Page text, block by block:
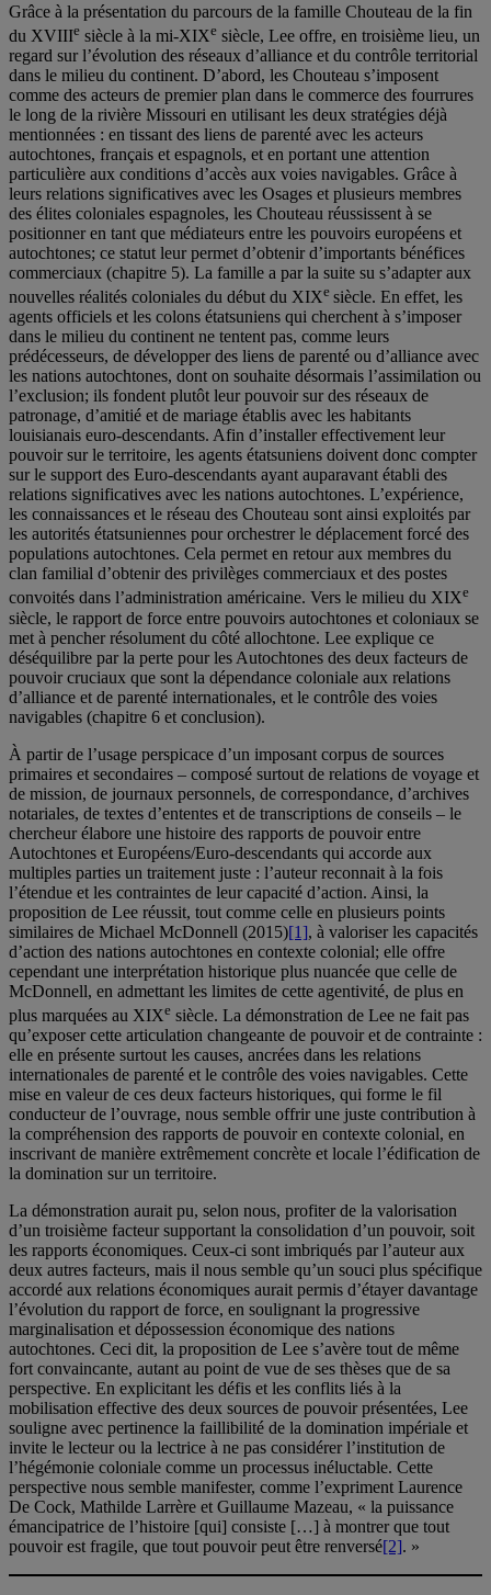
Grâce à la présentation du parcours de la famille Chouteau de la fin
du XVIIIe siècle à la mi-XIXe siècle, Lee offre, en troisième lieu, un
regard sur l’évolution des réseaux d’alliance et du contrôle territorial
dans le milieu du continent. D’abord, les Chouteau s’imposent
comme des acteurs de premier plan dans le commerce des fourrures
le long de la rivière Missouri en utilisant les deux stratégies déjà
mentionnées : en tissant des liens de parenté avec les acteurs
autochtones, français et espagnols, et en portant une attention
particulière aux conditions d’accès aux voies navigables. Grâce à
leurs relations significatives avec les Osages et plusieurs membres
des élites coloniales espagnoles, les Chouteau réussissent à se
positionner en tant que médiateurs entre les pouvoirs européens et
autochtones; ce statut leur permet d’obtenir d’importants bénéfices
commerciaux (chapitre 5). La famille a par la suite su s’adapter aux
nouvelles réalités coloniales du début du XIXe siècle. En effet, les
agents officiels et les colons étatsuniens qui cherchent à s’imposer
dans le milieu du continent ne tentent pas, comme leurs
prédécesseurs, de développer des liens de parenté ou d’alliance avec
les nations autochtones, dont on souhaite désormais l’assimilation ou
l’exclusion; ils fondent plutôt leur pouvoir sur des réseaux de
patronage, d’amitié et de mariage établis avec les habitants
louisianais euro-descendants. Afin d’installer effectivement leur
pouvoir sur le territoire, les agents étatsuniens doivent donc compter
sur le support des Euro-descendants ayant auparavant établi des
relations significatives avec les nations autochtones. L’expérience,
les connaissances et le réseau des Chouteau sont ainsi exploités par
les autorités étatsuniennes pour orchestrer le déplacement forcé des
populations autochtones. Cela permet en retour aux membres du
clan familial d’obtenir des privilèges commerciaux et des postes
convoités dans l’administration américaine. Vers le milieu du XIXe
siècle, le rapport de force entre pouvoirs autochtones et coloniaux se
met à pencher résolument du côté allochtone. Lee explique ce
déséquilibre par la perte pour les Autochtones des deux facteurs de
pouvoir cruciaux que sont la dépendance coloniale aux relations
d’alliance et de parenté internationales, et le contrôle des voies
navigables (chapitre 6 et conclusion).
À partir de l’usage perspicace d’un imposant corpus de sources
primaires et secondaires – composé surtout de relations de voyage et
de mission, de journaux personnels, de correspondance, d’archives
notariales, de textes d’ententes et de transcriptions de conseils – le
chercheur élabore une histoire des rapports de pouvoir entre
Autochtones et Européens/Euro-descendants qui accorde aux
multiples parties un traitement juste : l’auteur reconnait à la fois
l’étendue et les contraintes de leur capacité d’action. Ainsi, la
proposition de Lee réussit, tout comme celle en plusieurs points
similaires de Michael McDonnell (2015)[1], à valoriser les capacités
d’action des nations autochtones en contexte colonial; elle offre
cependant une interprétation historique plus nuancée que celle de
McDonnell, en admettant les limites de cette agentivité, de plus en
plus marquées au XIXe siècle. La démonstration de Lee ne fait pas
qu’exposer cette articulation changeante de pouvoir et de contrainte :
elle en présente surtout les causes, ancrées dans les relations
internationales de parenté et le contrôle des voies navigables. Cette
mise en valeur de ces deux facteurs historiques, qui forme le fil
conducteur de l’ouvrage, nous semble offrir une juste contribution à
la compréhension des rapports de pouvoir en contexte colonial, en
inscrivant de manière extrêmement concrète et locale l’édification de
la domination sur un territoire.
La démonstration aurait pu, selon nous, profiter de la valorisation
d’un troisième facteur supportant la consolidation d’un pouvoir, soit
les rapports économiques. Ceux-ci sont imbriqués par l’auteur aux
deux autres facteurs, mais il nous semble qu’un souci plus spécifique
accordé aux relations économiques aurait permis d’étayer davantage
l’évolution du rapport de force, en soulignant la progressive
marginalisation et dépossession économique des nations
autochtones. Ceci dit, la proposition de Lee s’avère tout de même
fort convaincante, autant au point de vue de ses thèses que de sa
perspective. En explicitant les défis et les conflits liés à la
mobilisation effective des deux sources de pouvoir présentées, Lee
souligne avec pertinence la faillibilité de la domination impériale et
invite le lecteur ou la lectrice à ne pas considérer l’institution de
l’hégémonie coloniale comme un processus inéluctable. Cette
perspective nous semble manifester, comme l’expriment Laurence
De Cock, Mathilde Larrère et Guillaume Mazeau, « la puissance
émancipatrice de l’histoire [qui] consiste […] à montrer que tout
pouvoir est fragile, que tout pouvoir peut être renversé[2]. »